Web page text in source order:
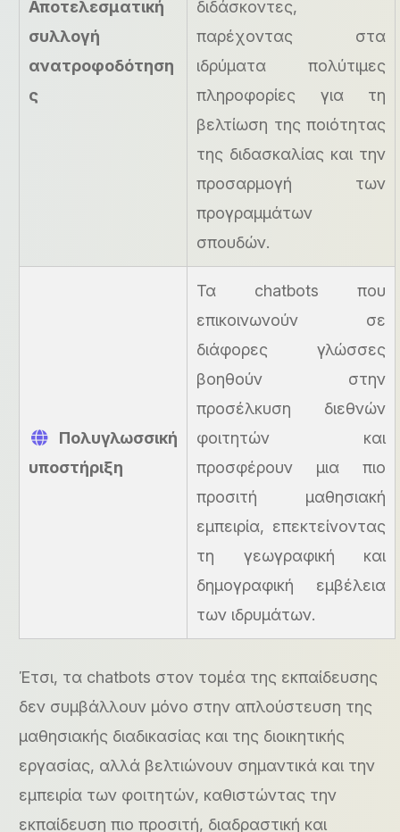
Αποτελεσματική
συλλογή
ανατροφοδότηση
ς
διδάσκοντες,
παρέχοντας στα
ιδρύματα πολύτιμες
πληροφορίες για τη
βελτίωση της ποιότητας
της διδασκαλίας και την
προσαρμογή των
προγραμμάτων
σπουδών.
Πολυγλωσσική
υποστήριξη
Τα chatbots που
επικοινωνούν σε
διάφορες γλώσσες
βοηθούν στην
προσέλκυση διεθνών
φοιτητών και
προσφέρουν μια πιο
προσιτή μαθησιακή
εμπειρία, επεκτείνοντας
τη γεωγραφική και
δημογραφική εμβέλεια
των ιδρυμάτων.
Έτσι, τα chatbots στον τομέα της εκπαίδευσης
δεν συμβάλλουν μόνο στην απλούστευση της
μαθησιακής διαδικασίας και της διοικητικής
εργασίας, αλλά βελτιώνουν σημαντικά και την
εμπειρία των φοιτητών, καθιστώντας την
εκπαίδευση πιο προσιτή, διαδραστική και